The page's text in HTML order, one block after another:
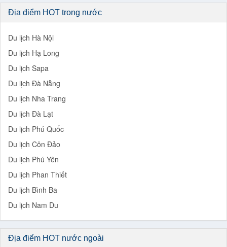
Địa điểm HOT trong nước
Du lịch Hà Nội
Du lịch Hạ Long
Du lịch Sapa
Du lịch Đà Nẵng
Du lịch Nha Trang
Du lịch Đà Lạt
Du lịch Phú Quốc
Du lịch Côn Đảo
Du lịch Phú Yên
Du lịch Phan Thiết
Du lịch Bình Ba
Du lịch Nam Du
Địa điểm HOT nước ngoài